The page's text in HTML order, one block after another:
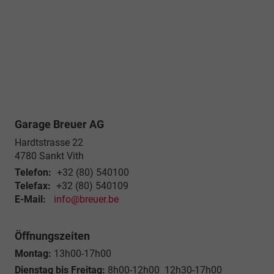
Garage Breuer AG
Hardtstrasse 22
4780 Sankt Vith
Telefon: +32 (80) 540100
Telefax: +32 (80) 540109
E-Mail:
info@breuer.be
Öffnungszeiten
Montag: 13h00-17h00
Dienstag bis Freitag: 8h00-12h00 12h30-17h00